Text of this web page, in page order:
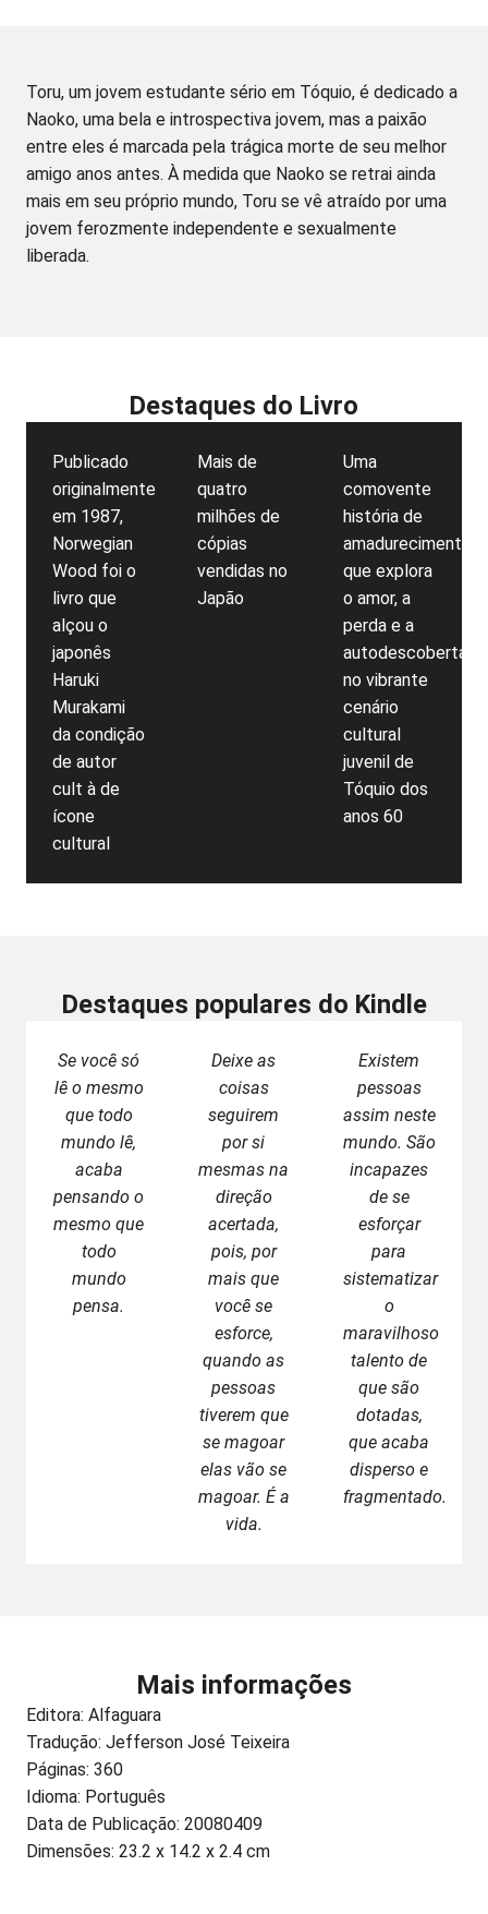
Toru, um jovem estudante sério em Tóquio, é dedicado a
Naoko, uma bela e introspectiva jovem, mas a paixão
entre eles é marcada pela trágica morte de seu melhor
amigo anos antes. À medida que Naoko se retrai ainda
mais em seu próprio mundo, Toru se vê atraído por uma
jovem ferozmente independente e sexualmente
liberada.
Destaques do Livro
Publicado
originalmente
em 1987,
Norwegian
Wood foi o
livro que
alçou o
japonês
Haruki
Murakami
da condição
de autor
cult à de
ícone
cultural
Mais de
quatro
milhões de
cópias
vendidas no
Japão
Uma
comovente
história de
amadurecimento
que explora
o amor, a
perda e a
autodescoberta
no vibrante
cenário
cultural
juvenil de
Tóquio dos
anos 60
Destaques populares do Kindle
Se você só
lê o mesmo
que todo
mundo lê,
acaba
pensando o
mesmo que
todo
mundo
pensa.
Deixe as
coisas
seguirem
por si
mesmas na
direção
acertada,
pois, por
mais que
você se
esforce,
quando as
pessoas
tiverem que
se magoar
elas vão se
magoar. É a
vida.
Existem
pessoas
assim neste
mundo. São
incapazes
de se
esforçar
para
sistematizar
o
maravilhoso
talento de
que são
dotadas,
que acaba
disperso e
fragmentado.
Mais informações
Editora: Alfaguara
Tradução: Jefferson José Teixeira
Páginas: 360
Idioma: Português
Data de Publicação: 20080409
Dimensões: 23.2 x 14.2 x 2.4 cm